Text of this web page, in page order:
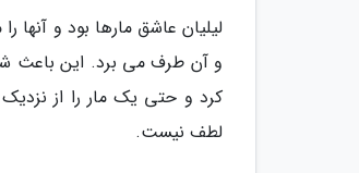
لیلیان عاشق مارها بود و
و آن طرف می برد. این باعث
کرد و حتی یک مار را از
لطف نیست.